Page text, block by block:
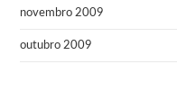
novembro 2009
outubro 2009